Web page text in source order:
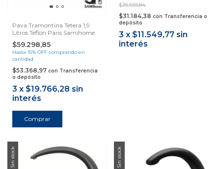
Pava Tramontina Tetera 1,9
Litros Teflon Paris Samihome
$59.298,85
Hasta 15% OFF comprando en
cantidad
$53.368,97 con Transferencia
o depósito
3 x $19.766,28 sin
interés
$35.555,84
$31.184,38 con Transferencia o
depósito
3 x $11.549,77 sin
interés
Sin stock Sin stock